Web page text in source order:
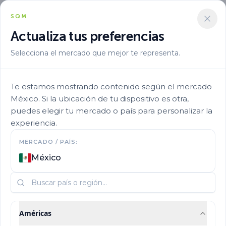
SQM
Actualiza tus preferencias
Selecciona el mercado que mejor te representa.
Te estamos mostrando contenido según el mercado
México. Si la ubicación de tu dispositivo es otra,
puedes elegir tu mercado o país para personalizar la
experiencia.
MERCADO / PAÍS:
México
Américas
SQM Yodo Nutrición
Vegetal recibe
certificación mundial
por su gestión
energética y ambiental